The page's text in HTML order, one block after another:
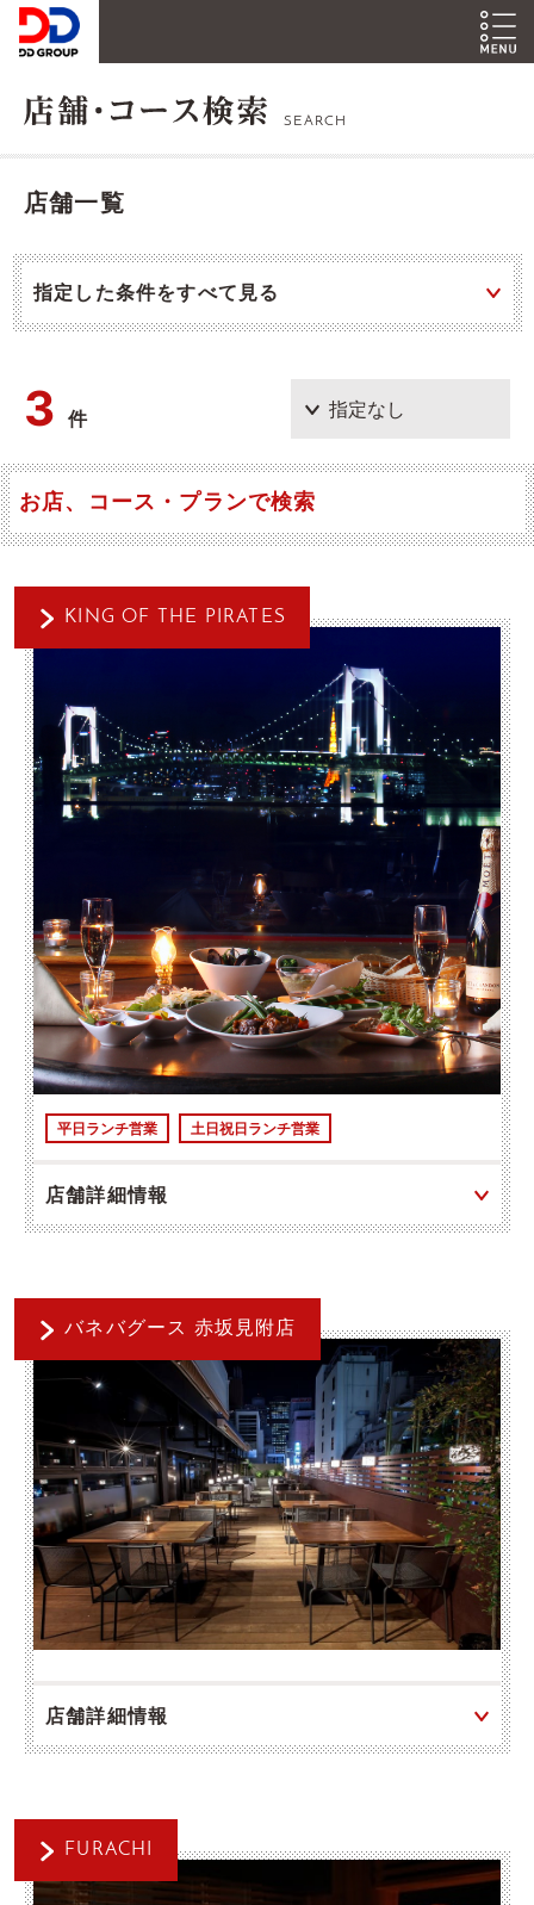
SEARCH
店舗一覧
指定した条件をすべて見る
3件
お店、コース・プランで検索
KING OF THE PIRATES
平日ランチ営業 土日祝日ランチ営業
店舗詳細情報
バネバグース 赤坂見附店
店舗詳細情報
FURACHI